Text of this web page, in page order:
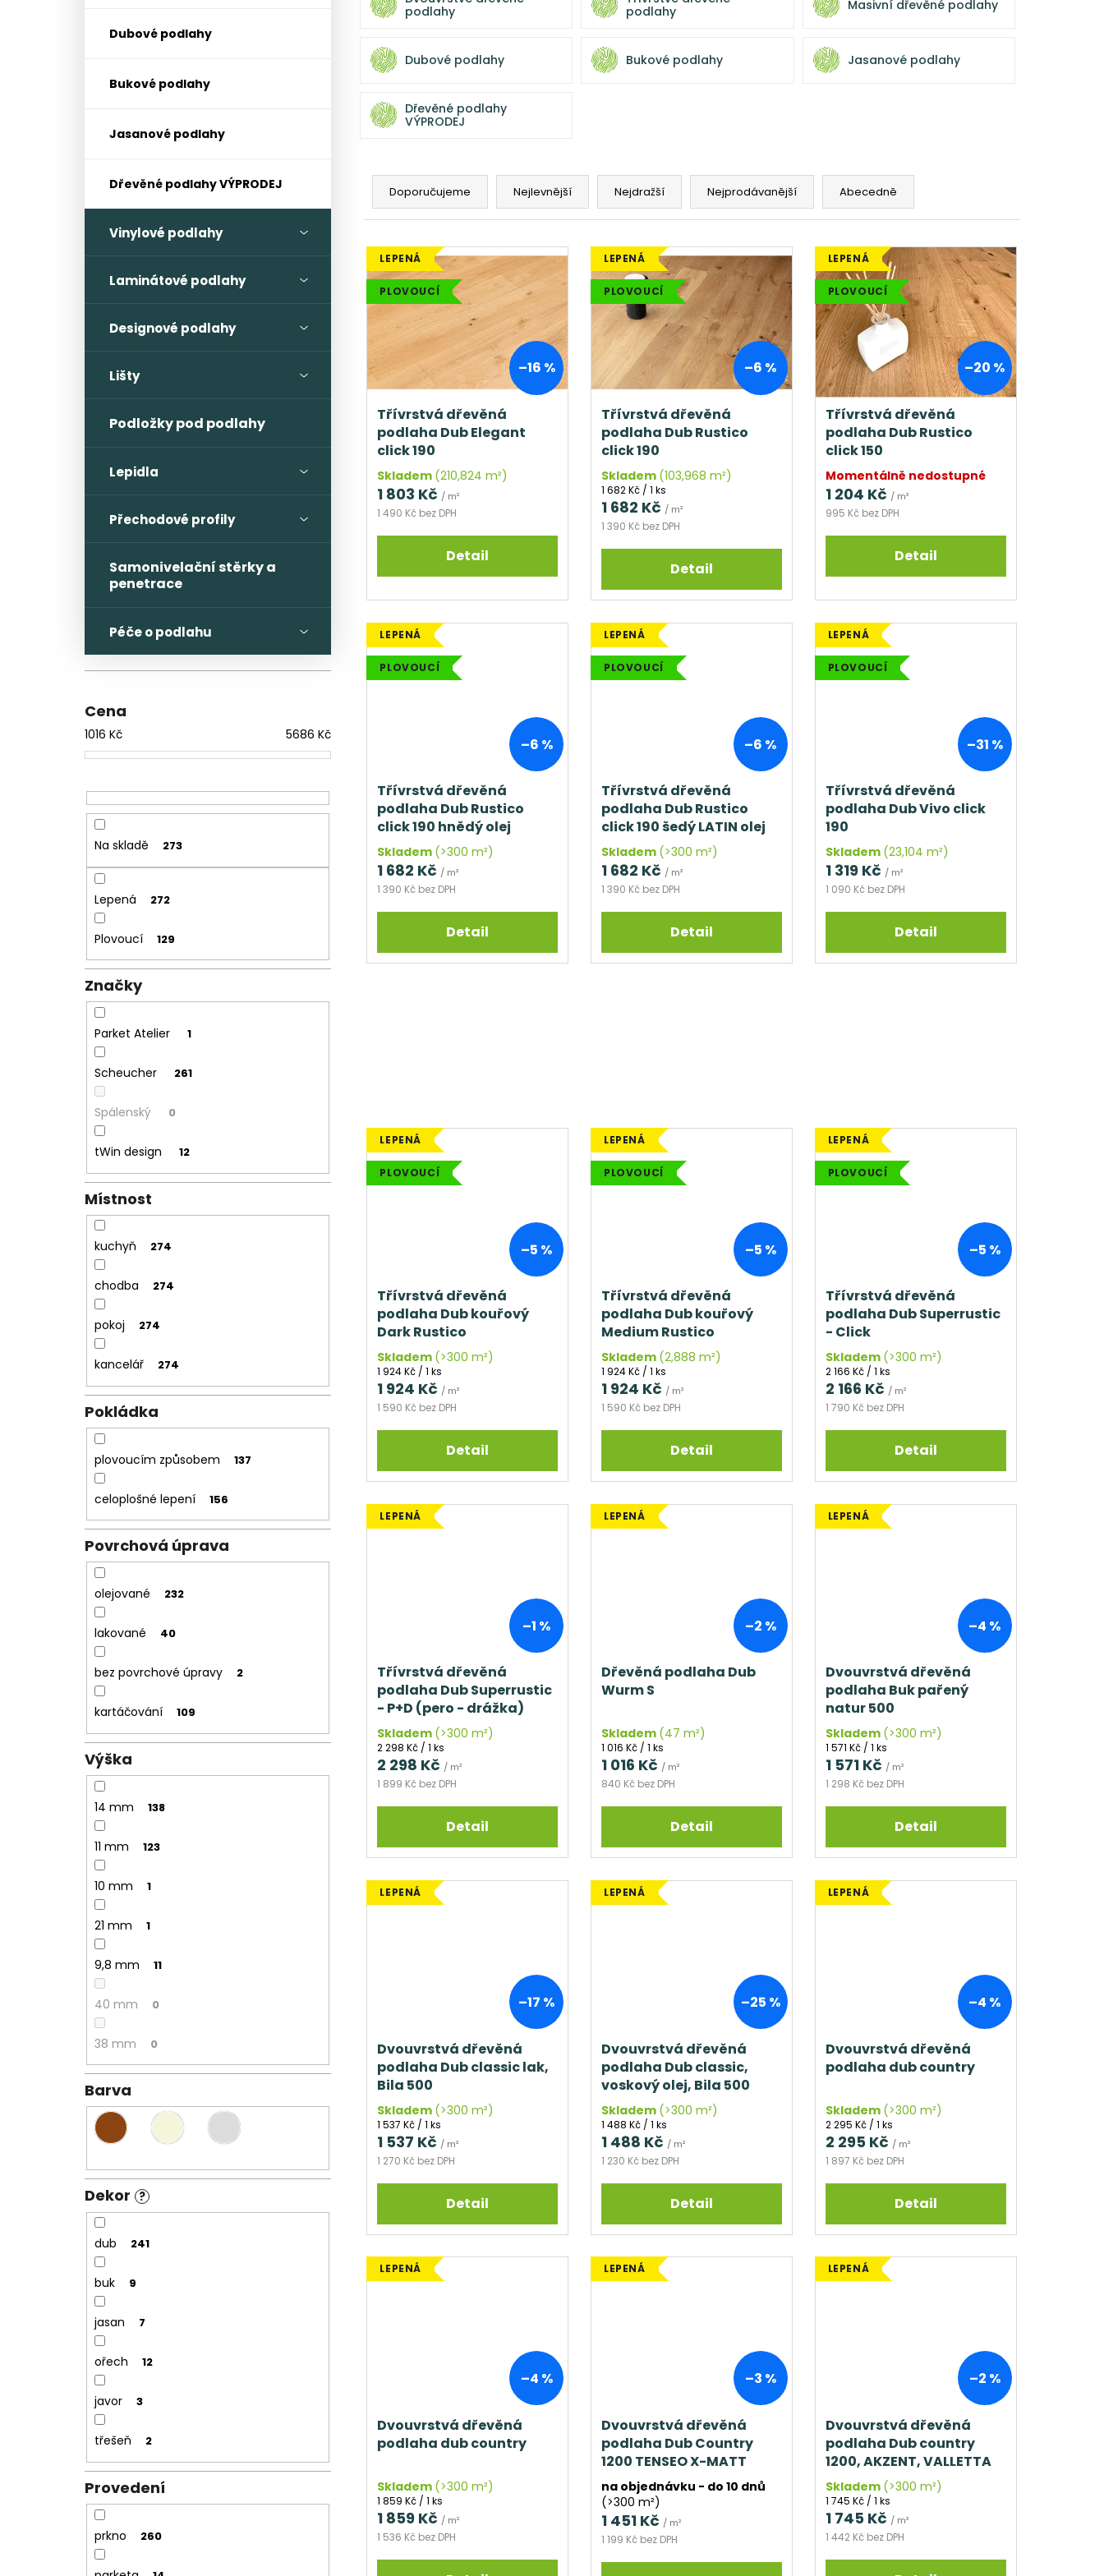
Dubové podlahy
Bukové podlahy
Jasanové podlahy
Dřevěné podlahy VÝPRODEJ
Vinylové podlahy
Laminátové podlahy
Designové podlahy
Lišty
Podložky pod podlahy
Lepidla
Přechodové profily
Samonivelační stěrky a
penetrace
Péče o podlahu
Cena
1016 Kč 5686 Kč
Na skladě 273
Lepená 272
Plovoucí 129
Značky
Parket Atelier 1
Scheucher 261
Spálenský 0
tWin design 12
Místnost
kuchyň 274
chodba 274
pokoj 274
kancelář 274
Pokládka
plovoucím způsobem 137
celoplošné lepení 156
Povrchová úprava
olejované 232
lakované 40
bez povrchové úpravy 2
kartáčování 109
Výška
14 mm 138
11 mm 123
10 mm 1
21 mm 1
9,8 mm 11
40 mm 0
38 mm 0
Barva
Dekor ?
dub 241
buk 9
jasan 7
ořech 12
javor 3
třešeň 2
Provedení
prkno 260
podlahy
podlahy
Masivní dřevěné podlahy
Dubové podlahy Bukové podlahy Jasanové podlahy
Dřevěné podlahy
VÝPRODEJ
Ř
z
í
p
r
o
d
u
Doporučujeme Nejlevnější Nejdražší Nejprodávanější Abecedně
V
ý
p
i
p
r
o
LEPENÁ
PLOVOUCÍ
–16 %
Třívrstvá dřevěná
podlaha Dub Elegant
click 190
Skladem (210,824 m²)
1 490 Kč bez DPH
1 803 Kč / m²
Detail
LEPENÁ
PLOVOUCÍ
–6 %
Třívrstvá dřevěná
podlaha Dub Rustico
click 190
Skladem (103,968 m²)
1 390 Kč bez DPH
1 682 Kč / m²
Měrná
cena:
1 682 Kč / 1 ks
Detail
LEPENÁ
PLOVOUCÍ
–20 %
Třívrstvá dřevěná
podlaha Dub Rustico
click 150
Momentálně nedostupné
995 Kč bez DPH
1 204 Kč / m²
Detail
LEPENÁ
PLOVOUCÍ
–6 %
Třívrstvá dřevěná
podlaha Dub Rustico
click 190 hnědý olej
Skladem (>300 m²)
1 390 Kč bez DPH
1 682 Kč / m²
Detail
LEPENÁ
PLOVOUCÍ
–6 %
Třívrstvá dřevěná
podlaha Dub Rustico
click 190 šedý LATIN olej
Skladem (>300 m²)
1 390 Kč bez DPH
1 682 Kč / m²
Detail
LEPENÁ
PLOVOUCÍ
–31 %
Třívrstvá dřevěná
podlaha Dub Vivo click
190
Skladem (23,104 m²)
1 090 Kč bez DPH
1 319 Kč / m²
Detail
LEPENÁ
PLOVOUCÍ
–5 %
Třívrstvá dřevěná
podlaha Dub kouřový
Dark Rustico
Skladem (>300 m²)
1 590 Kč bez DPH
1 924 Kč / m²
Měrná
cena:
1 924 Kč / 1 ks
Detail
LEPENÁ
PLOVOUCÍ
–5 %
Třívrstvá dřevěná
podlaha Dub kouřový
Medium Rustico
Skladem (2,888 m²)
1 590 Kč bez DPH
1 924 Kč / m²
Měrná
cena:
1 924 Kč / 1 ks
Detail
LEPENÁ
PLOVOUCÍ
–5 %
Třívrstvá dřevěná
podlaha Dub Superrustic
- Click
Skladem (>300 m²)
1 790 Kč bez DPH
2 166 Kč / m²
Měrná
cena:
2 166 Kč / 1 ks
Detail
LEPENÁ
–1 %
Třívrstvá dřevěná
podlaha Dub Superrustic
- P+D (pero - drážka)
Skladem (>300 m²)
1 899 Kč bez DPH
2 298 Kč / m²
Měrná
cena:
2 298 Kč / 1 ks
Detail
LEPENÁ
–2 %
Dřevěná podlaha Dub
Wurm S
Skladem (47 m²)
840 Kč bez DPH
1 016 Kč / m²
Měrná
cena:
1 016 Kč / 1 ks
Detail
LEPENÁ
–4 %
Dvouvrstvá dřevěná
podlaha Buk pařený
natur 500
Skladem (>300 m²)
1 298 Kč bez DPH
1 571 Kč / m²
Měrná
cena:
1 571 Kč / 1 ks
Detail
LEPENÁ
–17 %
Dvouvrstvá dřevěná
podlaha Dub classic lak,
Bila 500
Skladem (>300 m²)
1 270 Kč bez DPH
1 537 Kč / m²
Měrná
cena:
1 537 Kč / 1 ks
Detail
LEPENÁ
–25 %
Dvouvrstvá dřevěná
podlaha Dub classic,
voskový olej, Bila 500
Skladem (>300 m²)
1 230 Kč bez DPH
1 488 Kč / m²
Měrná
cena:
1 488 Kč / 1 ks
Detail
LEPENÁ
–4 %
Dvouvrstvá dřevěná
podlaha dub country
Skladem (>300 m²)
1 897 Kč bez DPH
2 295 Kč / m²
Měrná
cena:
2 295 Kč / 1 ks
Detail
LEPENÁ
–4 %
Dvouvrstvá dřevěná
podlaha dub country
Skladem (>300 m²)
1 536 Kč bez DPH
1 859 Kč / m²
Měrná
cena:
1 859 Kč / 1 ks
LEPENÁ
–3 %
Dvouvrstvá dřevěná
podlaha Dub Country
1200 TENSEO X-MATT
NATURA (matný lak)
na objednávku - do 10 dnů
(>300 m²)
1 199 Kč bez DPH
1 451 Kč / m²
LEPENÁ
–2 %
Dvouvrstvá dřevěná
podlaha Dub country
1200, AKZENT, VALLETTA
Skladem (>300 m²)
1 442 Kč bez DPH
1 745 Kč / m²
Měrná
cena:
1 745 Kč / 1 ks